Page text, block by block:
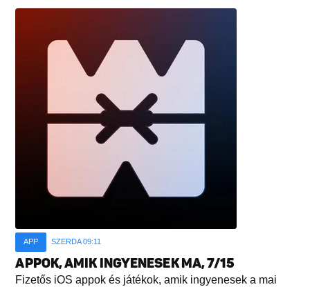
APP SZERDA 09:11
APPOK, AMIK INGYENESEK MA, 7/15
Fizetős iOS appok és játékok, amik ingyenesek a mai